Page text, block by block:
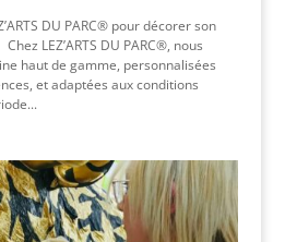
DU PARC® pour décorer son
LEZ’ARTS DU PARC®, nous
haut de gamme, personnalisées
et adaptées aux conditions